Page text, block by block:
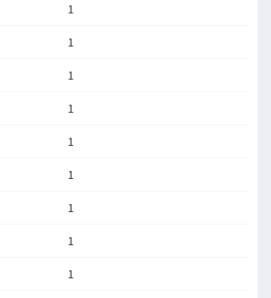
1
1
1
1
1
1
1
1
1